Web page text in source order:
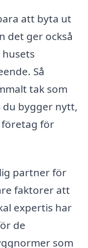
att byta ut
det ger också
Så
tak som
bygger nytt,
för
partner för
faktorer att
expertis har
de
som